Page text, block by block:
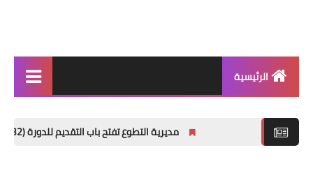
الرئيسية
اخبار التربية والتعليم
مديرية التطوع تفتح باب التقديم للدورة (32) للمعهد العالي للتطوير الأمني والإداري